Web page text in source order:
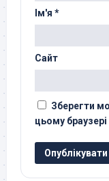
Ім'я *
Сайт
Зберегти
цьому